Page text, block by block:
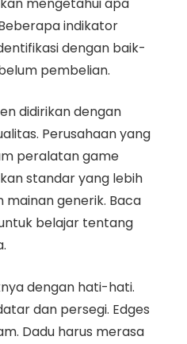
indikator
dengan baik-
pembelian.
didirikan dengan
Perusahaan yang
peralatan game
standar yang lebih
generik. Baca
belajar tentang
dengan hati-hati.
dan persegi. Edges
Dadu harus merasa